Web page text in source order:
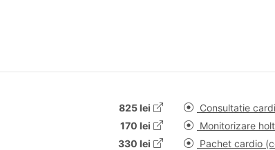
825 lei Consultatie
170 lei Monitorizare
330 lei Pachet cardio